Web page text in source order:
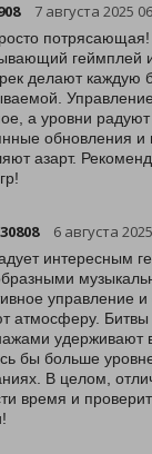
7 августа 2025
потрясающая!
геймплей
делают каждую
а уровни
обновления и
азарт.
6 августа
интересным
управление
атмосферу.
удерживают
бы больше
В целом,
время и